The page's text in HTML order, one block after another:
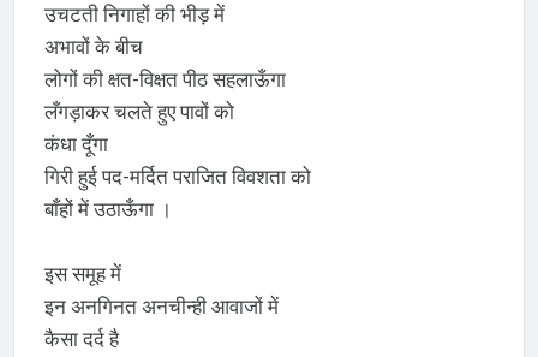
उचटती निगाहों की भीड़ में
अभावों के बीच
लोगों की क्षत-विक्षत पीठ सहलाऊँगा
लँगड़ाकर चलते हुए पावों को
कंधा दूँगा
गिरी हुई पद-मर्दित पराजित विवशता को
बाँहों में उठाऊँगा ।
इस समूह में
इन अनगिनत अनचीन्ही आवाजों में
कैसा दर्द है